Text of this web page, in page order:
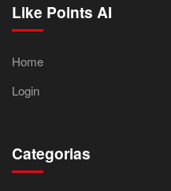
Like Points AI
Home
Login
Categorias